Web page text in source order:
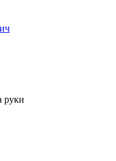
руки